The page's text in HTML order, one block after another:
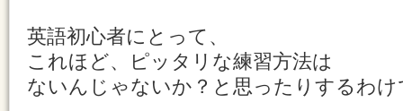
英語初心者にとって、
これほど、ピッタリな練習方法は
ないんじゃないか？と思ったりするわけ